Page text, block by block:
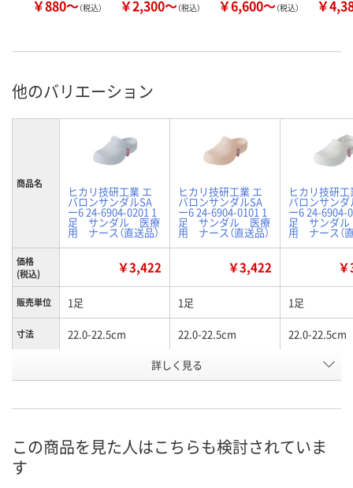
￥880～（税込） ￥2,300～（税込） ￥6,600～（税込） ￥
他のバリエーション
商品名
ヒカリ技研工業 エ
バロンサンダルSA
ー6 24-6904-0201 1
足 サンダル 医療
用 ナース（直送品）
ヒカリ技研工業 エ
バロンサンダルSA
ー6 24-6904-0101 1
足 サンダル 医療
用 ナース（直送品）
ヒカリ技研工
バロンサンダ
ー6 24-6904-
足 サンダ
用 ナース（
価格
(税込)
￥3,422 ￥3,422
販売単位 1足 1足 1足
寸法 22.0-22.5cm 22.0-22.5cm 22.0-22.5cm
ピンク ホワイト
号
お届け日
詳しく見る
この商品を見た人はこちらも検討されていま
す